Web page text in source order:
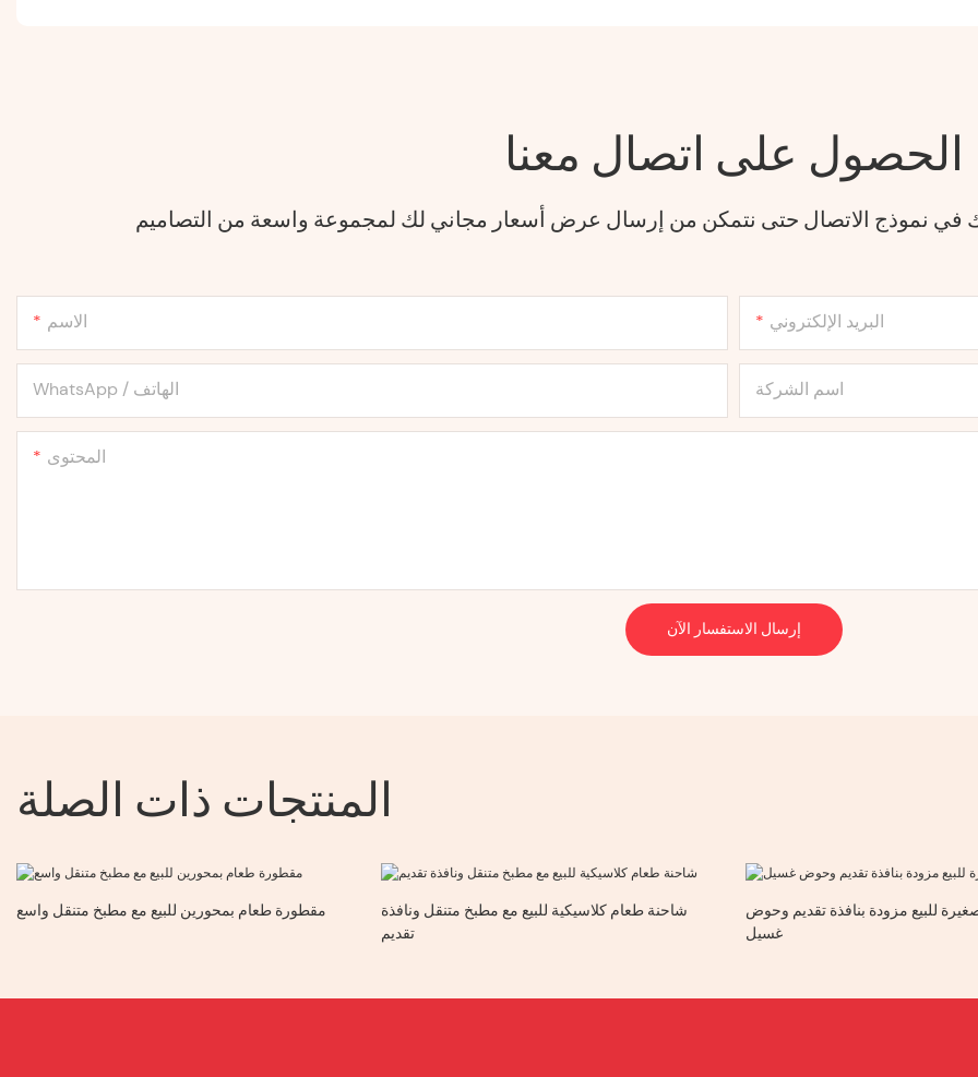
الحصول على اتصال معنا
في نموذج الاتصال حتى نتمكن من إرسال عرض أسعار مجاني لك لمجموعة واسعة من التصاميم
الاسم البريد الإلكتروني
WhatsApp / الهاتف اسم الشركة
المحتوى
إرسال الاستفسار الآن
المنتجات ذات الصلة
مقطورة طعام بمحورين للبيع مع مطبخ متنقل واسع
شاحنة طعام كلاسيكية للبيع مع مطبخ متنقل ونافذة
تقديم
للبيع مزودة بنافذة تقديم وحوض
غسيل